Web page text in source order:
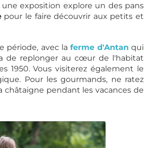
exposition explore un des pans
pour le faire découvrir aux petits et
période, avec la ferme d'Antan qui
de replonger au cœur de l'habitat
1950. Vous visiterez également le
Pour les gourmands, ne ratez
châtaigne pendant les vacances de